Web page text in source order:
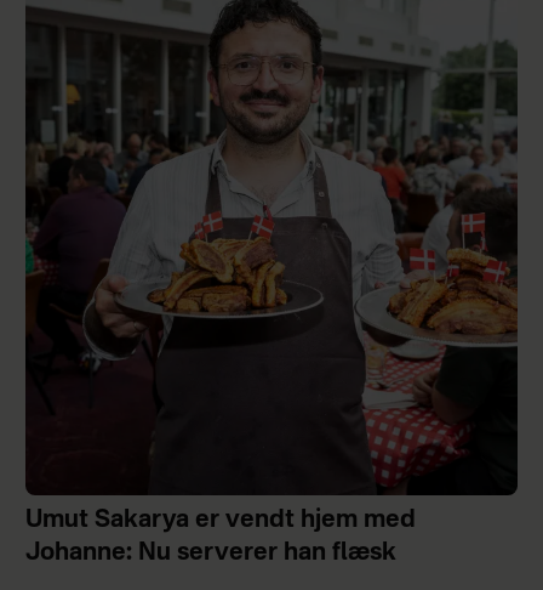
Umut Sakarya er vendt hjem med
Johanne: Nu serverer han flæsk